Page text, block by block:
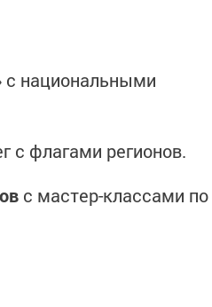
с национальными
с флагами регионов.
с мастер-классами по